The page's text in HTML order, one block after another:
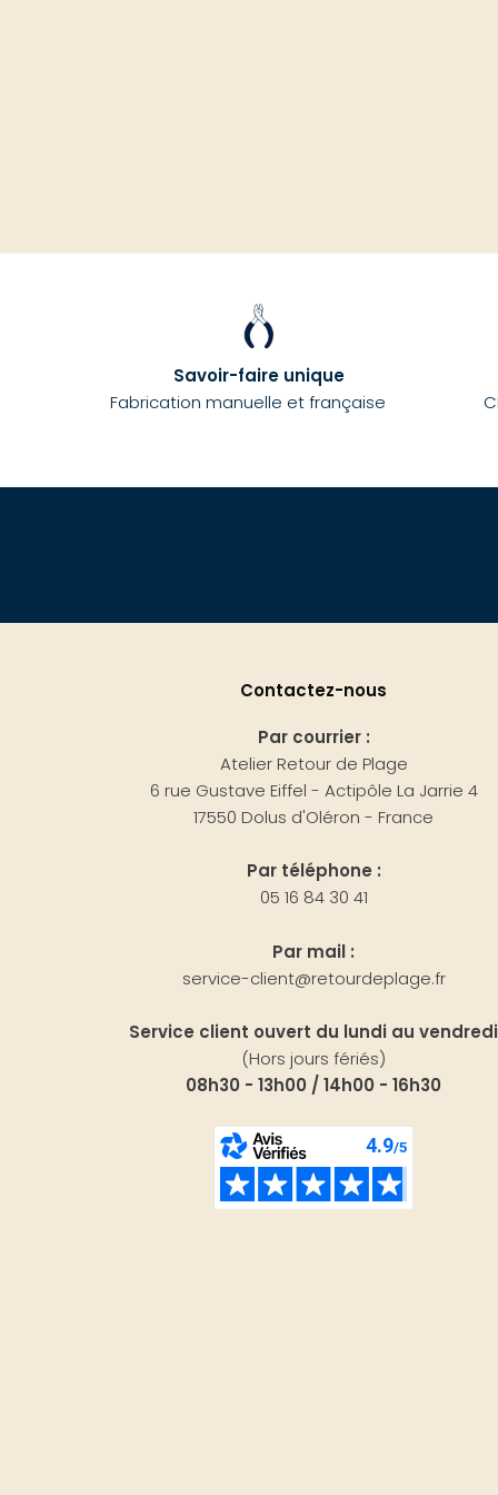
Savoir-faire unique
Fabrication manuelle et française
Contactez-nous
Par courrier :
Atelier Retour de Plage
6 rue Gustave Eiffel - Actipôle La Jarrie 4
17550 Dolus d'Oléron - France
Par téléphone :
05 16 84 30 41
Par mail :
service-client@retourdeplage.fr
Service client ouvert du lundi au vendredi
(Hors jours fériés)
08h30 - 13h00 / 14h00 - 16h30